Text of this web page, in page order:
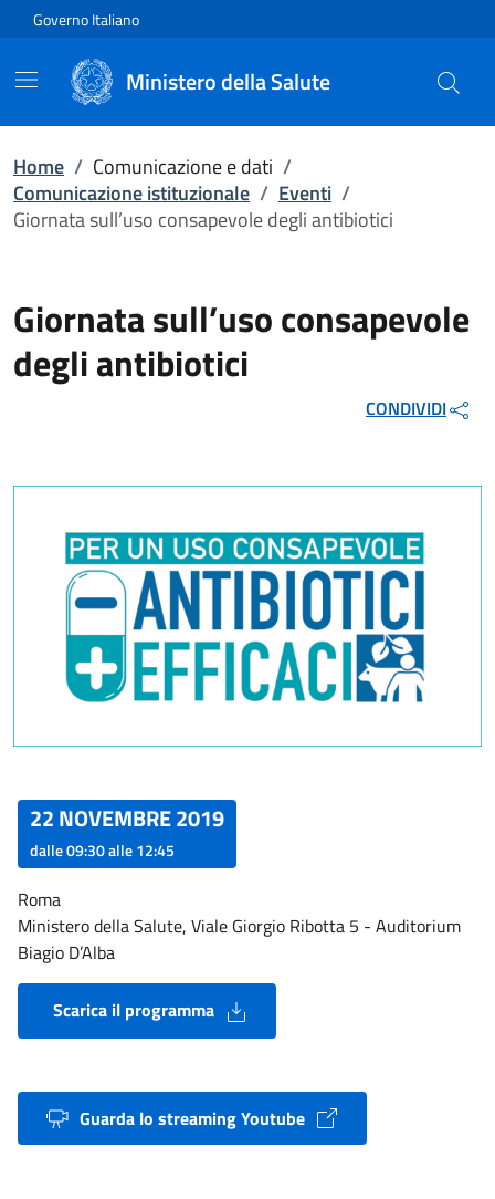
Vai direttamente al contenuto
Governo Italiano
Ministero della Salute
Home / Comunicazione e dati /
Comunicazione istituzionale / Eventi /
Giornata sull’uso consapevole degli antibiotici
Giornata sull’uso consapevole
degli antibiotici
CONDIVIDI
22 NOVEMBRE 2019
dalle09:30alle12:45
Roma
Ministero della Salute, Viale Giorgio Ribotta 5 - Auditorium
Biagio D’Alba
Scarica il programma
Guarda lo streaming Youtube